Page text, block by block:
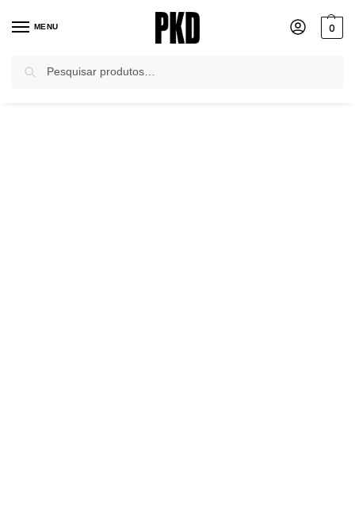
MENU 0
Início / Casacos e Jaquetas